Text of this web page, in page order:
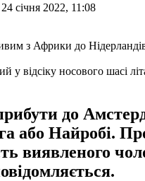
січня 2022, 11:08
у відсіку носового шасі
до
або Найробі.
виявленого